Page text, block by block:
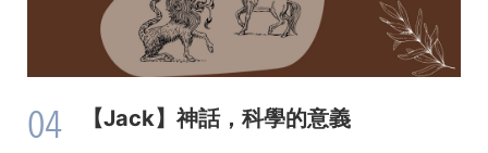
04 【Jack】神話，科學的意義